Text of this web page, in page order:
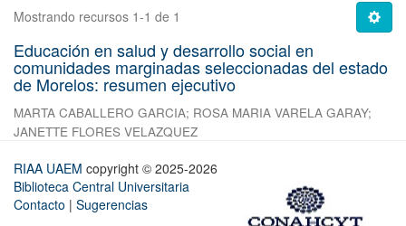
Mostrando recursos 1-1 de 1
Educación en salud y desarrollo social en
comunidades marginadas seleccionadas del estado
de Morelos: resumen ejecutivo
MARTA CABALLERO GARCIA; ROSA MARIA VARELA GARAY;
JANETTE FLORES VELAZQUEZ
RIAA UAEM copyright © 2025-2026
Biblioteca Central Universitaria
Contacto | Sugerencias